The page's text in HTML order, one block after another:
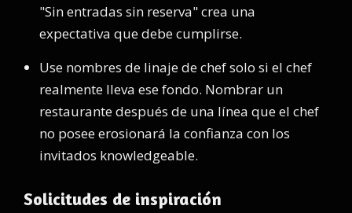
"Sin entradas sin reserva" crea una
expectativa que debe cumplirse.
Use nombres de linaje de chef solo si el chef
realmente lleva ese fondo. Nombrar un
restaurante después de una línea que el chef
no posee erosionará la confianza con los
invitados knowledgeable.
Solicitudes de inspiración